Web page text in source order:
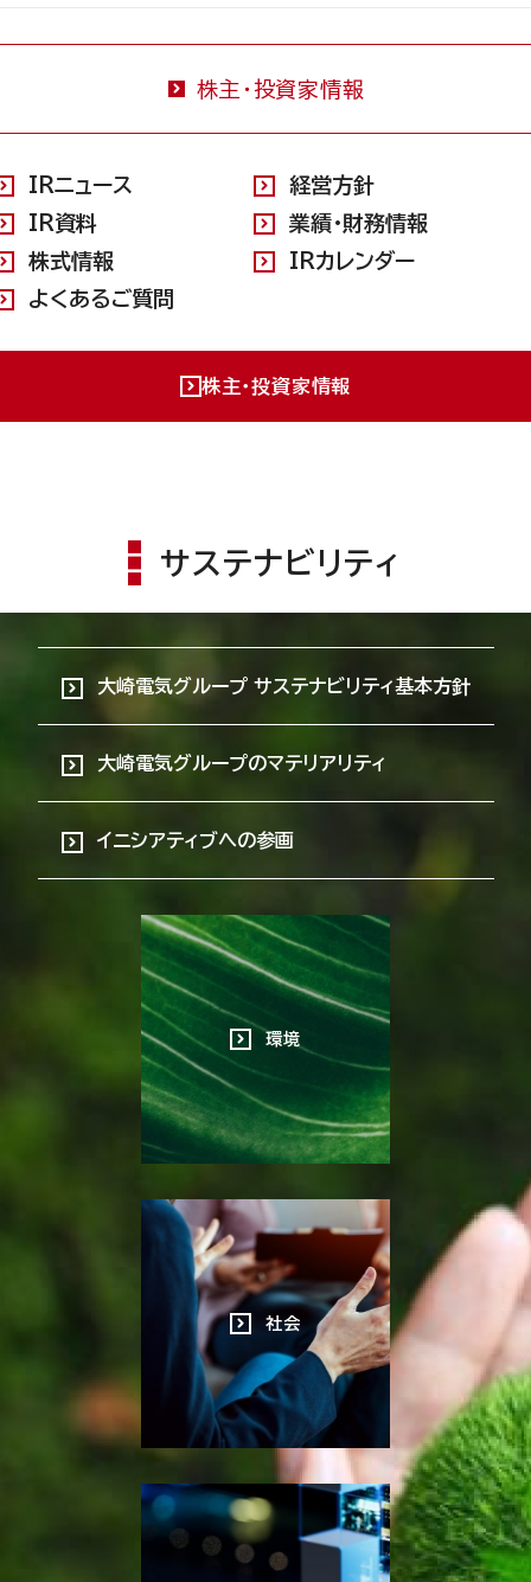
株主・投資家情報
IRニュース
経営方針
IR資料
業績・財務情報
株式情報
IRカレンダー
よくあるご質問
株主・投資家情報
サステナビリティ
大崎電気グループ サステナビリティ基本方針
大崎電気グループのマテリアリティ
イニシアティブへの参画
環境
社会